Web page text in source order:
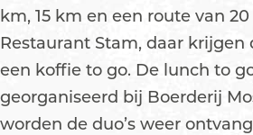
km, 15 km en een route van
Restaurant Stam, daar krijgen
een koffie to go. De lunch to
georganiseerd bij Boerderij
worden de duo’s weer